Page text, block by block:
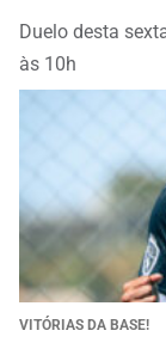
Duelo desta
às 10h
VITÓRIAS DA BASE!